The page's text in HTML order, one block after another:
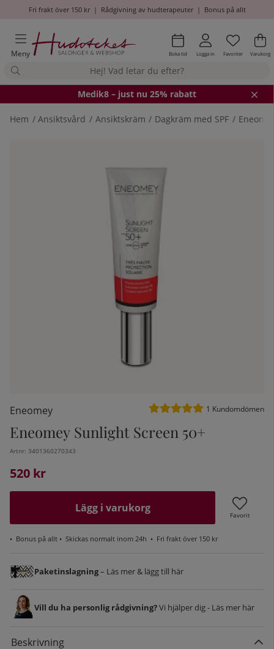
Fri frakt över 150 kr| Rådgivning av hudterapeuter| Bonus på allt
Meny Boka tid Logga in Antal i
.
Favoriter .
Varukorg
Medik8 – just nu 25% rabatt
Hem Ansiktsvård Ansiktskräm Dagkräm med SPF
Eneomey Medelbetyg 5 av 5 Antal
1 Kundomdömen
Eneomey Sunlight Screen 50+
Artnr: 3401360270343
520 kr
Lägg i varukorg
Favorit
• Bonus på allt • Skickas normalt inom 24h • Fri frakt över 150 kr
Paketinslagning– Läs mer & lägg till här
Vill du ha personlig rådgivning?Vi hjälper dig - Läs mer här
Beskrivning